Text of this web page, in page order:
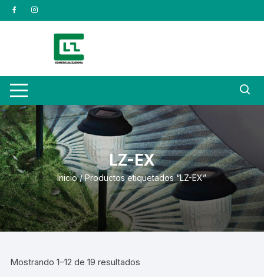
Saltar
al
LZ-EX
Inicio/ Productos etiquetados “LZ-EX”
Mostrando 1–12 de 19 resultados